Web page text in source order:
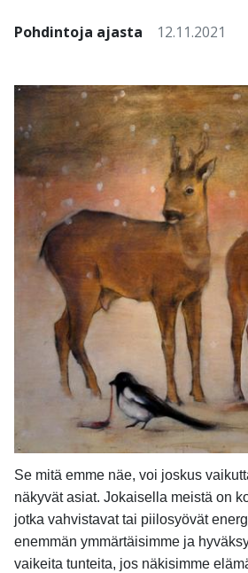
Pohdintoja ajasta 12.11.2021
Se mitä emme näe, voi joskus
näkyvät asiat. Jokaisella meistä on
jotka vahvistavat tai piilosyövät
enemmän ymmärtäisimme ja
vaikeita tunteita, jos näkisimme